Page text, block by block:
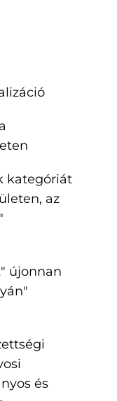
kategóriát
az
újonnan
és